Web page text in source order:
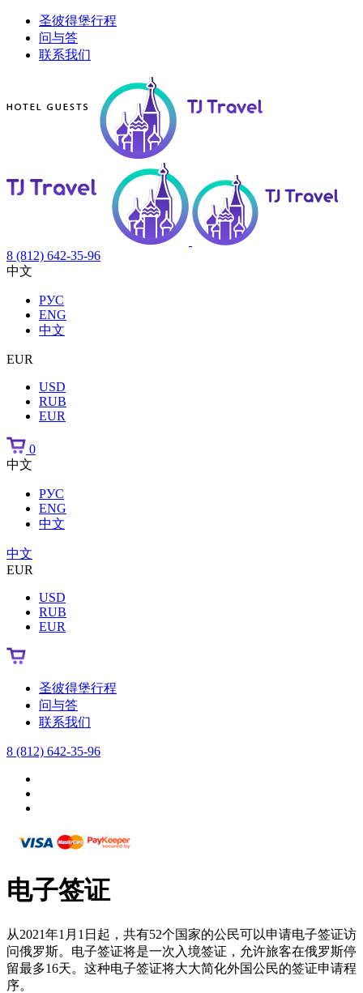
圣彼得堡行程
问与答
联系我们
8 (812) 642-35-96
中文
РУС
ENG
中文
EUR
USD
RUB
EUR
0
中文
РУС
ENG
中文
中文
EUR
USD
RUB
EUR
圣彼得堡行程
问与答
联系我们
8 (812) 642-35-96
电子签证
从2021年1月1日起，共有52个国家的公民可以申请电子签证访
问俄罗斯。电子签证将是一次入境签证，允许旅客在俄罗斯停
留最多16天。这种电子签证将大大简化外国公民的签证申请程
序。